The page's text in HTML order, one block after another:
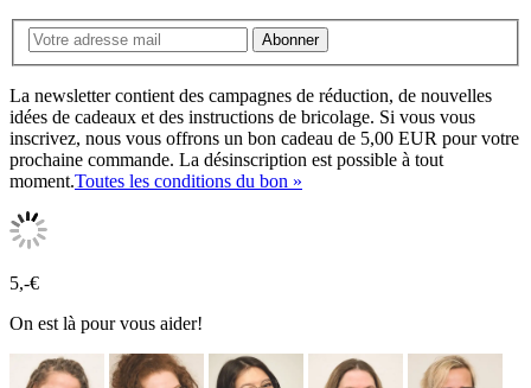
Abonner
La newsletter contient des campagnes de réduction, de nouvelles
idées de cadeaux et des instructions de bricolage. Si vous vous
inscrivez, nous vous offrons un bon cadeau de 5,00 EUR pour votre
prochaine commande. La désinscription est possible à tout
moment.Toutes les conditions du bon »
5,-€
On est là pour vous aider!